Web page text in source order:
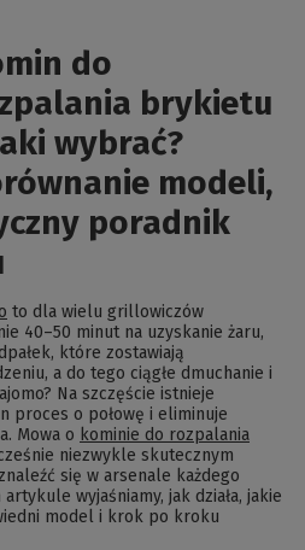
do
brykietu
wybrać?
modeli,
poradnik
to dla wielu grillowiczów
40–50 minut na uzyskanie żaru,
które zostawiają
a do tego ciągłe dmuchanie i
Na szczęście istnieje
proces o połowę i eliminuje
Mowa o kominie do rozpalania
niezwykle skutecznym
się w arsenale każdego
wyjaśniamy, jak działa, jakie
model i krok po kroku